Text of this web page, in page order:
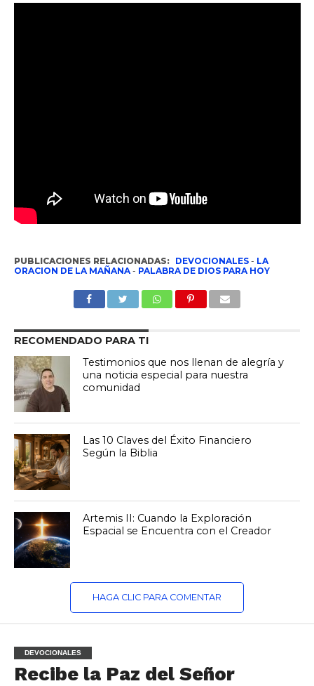
PUBLICACIONES RELACIONADAS: DEVOCIONALES- LA
ORACION DE LA MAÑANA- PALABRA DE DIOS PARA HOY
RECOMENDADO PARA TI
Testimonios que nos llenan de alegría y
una noticia especial para nuestra
comunidad
Las 10 Claves del Éxito Financiero
Según la Biblia
Artemis II: Cuando la Exploración
Espacial se Encuentra con el Creador
HAGA CLIC PARA COMENTAR
DEVOCIONALES
Recibe la Paz del Señor